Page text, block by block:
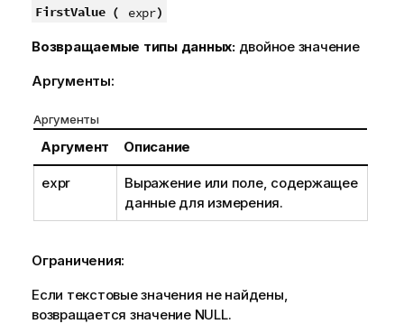
ч
н
е
и
н
ф
ц
FirstValue ( expr)
Возвращаемые типы данных: двойное значение
Аргументы:
Аргументы
Аргумент Описание
expr
Выражение или поле, содержащее
данные для измерения.
Ограничения:
Если текстовые значения не найдены,
возвращается значение NULL.